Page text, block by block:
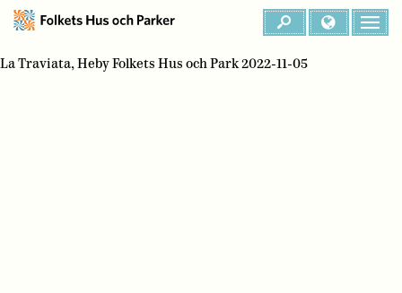
La Traviata, Heby Folkets Hus och Park 2022-11-05